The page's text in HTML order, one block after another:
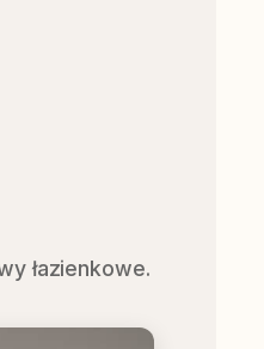
łazienkowe.